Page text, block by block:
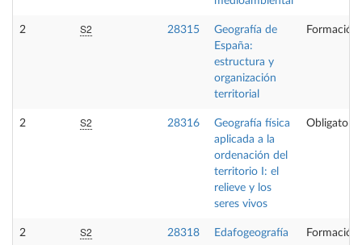
2 S2 28315
Geografía de
España:
estructura y
organización
territorial
Formación
2 S2 28316
Geografía física
aplicada a la
ordenación del
territorio I: el
relieve y los
seres vivos
Obligatoria
2 S2 28318 Edafogeografía Formación